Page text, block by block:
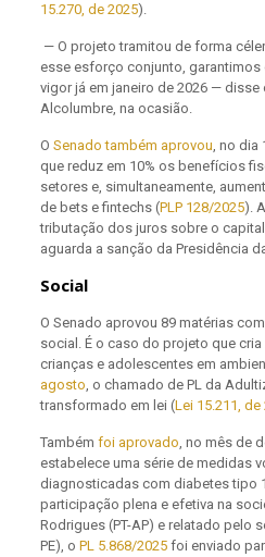
15.270, de 2025).
— O projeto tramitou de forma
esse esforço conjunto, garantimos
vigor já em janeiro de 2026 — disse
Alcolumbre, na ocasião.
O Senado também aprovou, no dia
que reduz em 10% os benefícios
setores e, simultaneamente,
de bets e fintechs (PLP 128/2025).
tributação dos juros sobre o
aguarda a sanção da Presidência
Social
O Senado aprovou 89 matérias
social. É o caso do projeto que
crianças e adolescentes em
agosto, o chamado de PL da
transformado em lei (Lei 15.211, de
Também foi aprovado, no mês de
estabelece uma série de medidas
diagnosticadas com diabetes tipo
participação plena e efetiva na
Rodrigues (PT-AP) e relatado pelo
PE), o PL 5.868/2025foi enviado